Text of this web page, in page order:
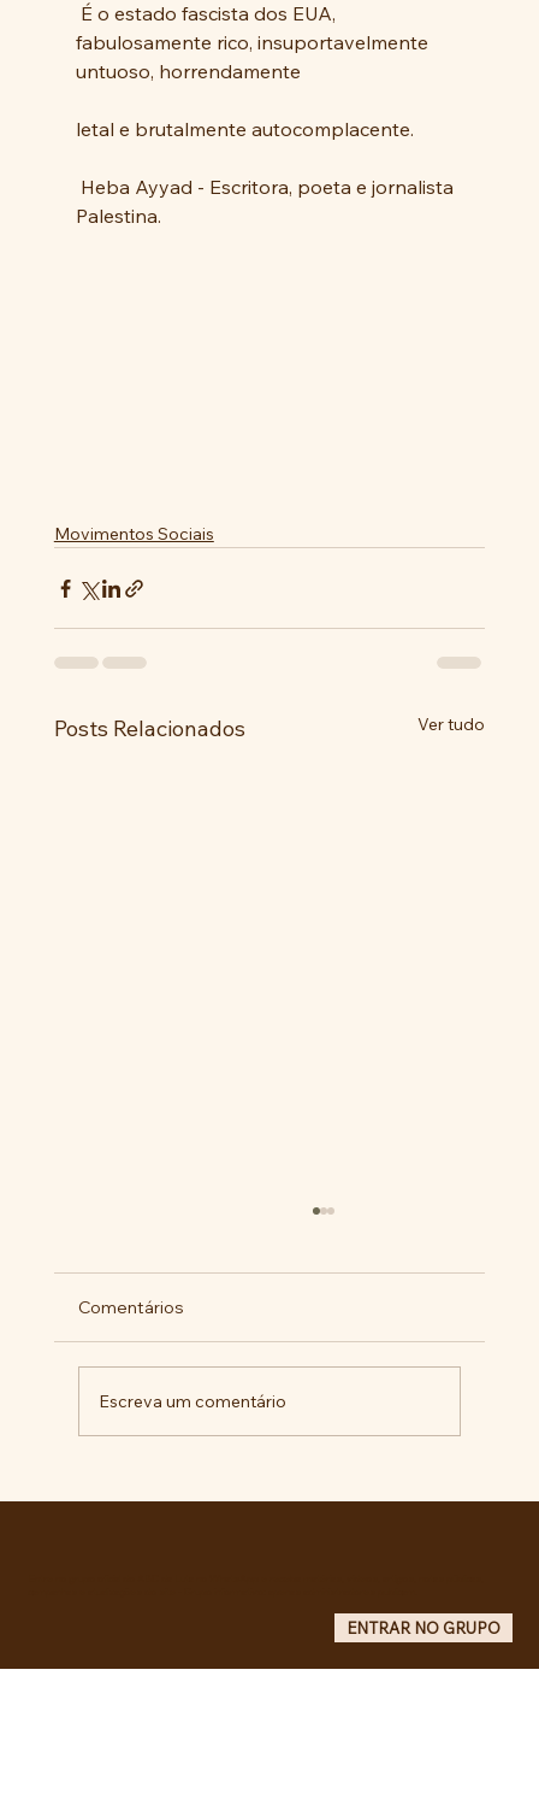
fabulosamente rico, insuportavelmente
untuoso, horrendamente
letal e brutalmente autocomplacente.
Palestina.
Movimentos Sociais
Posts Relacionados Ver tudo
Comentários
Escreva um comentário
ENTRAR NO GRUPO